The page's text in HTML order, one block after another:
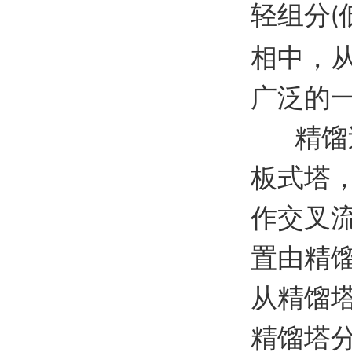
轻组分(
相中，
广泛的
精
板式塔
作交叉
置由精
从精馏
精馏塔